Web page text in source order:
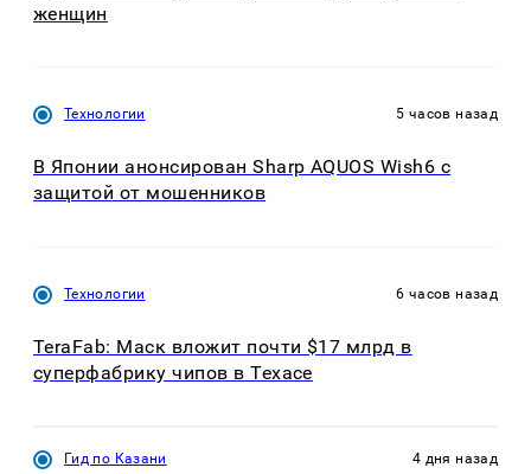
женщин
Технологии 5 часов назад
В Японии анонсирован Sharp AQUOS Wish6 с
защитой от мошенников
Технологии 6 часов назад
TeraFab: Маск вложит почти $17 млрд в
суперфабрику чипов в Техасе
Гид по Казани 4 дня назад